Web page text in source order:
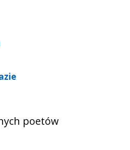
poetów